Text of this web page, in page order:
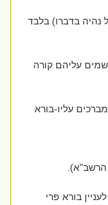
בדברו) בלבד
עליהם קורה
עליו-בורא
בורא פרי